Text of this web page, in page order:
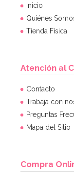
Inicio
Quiénes
Tienda Física
Atención al
Contacto
Trabaja con
Preguntas
Mapa del Sitio
Compra